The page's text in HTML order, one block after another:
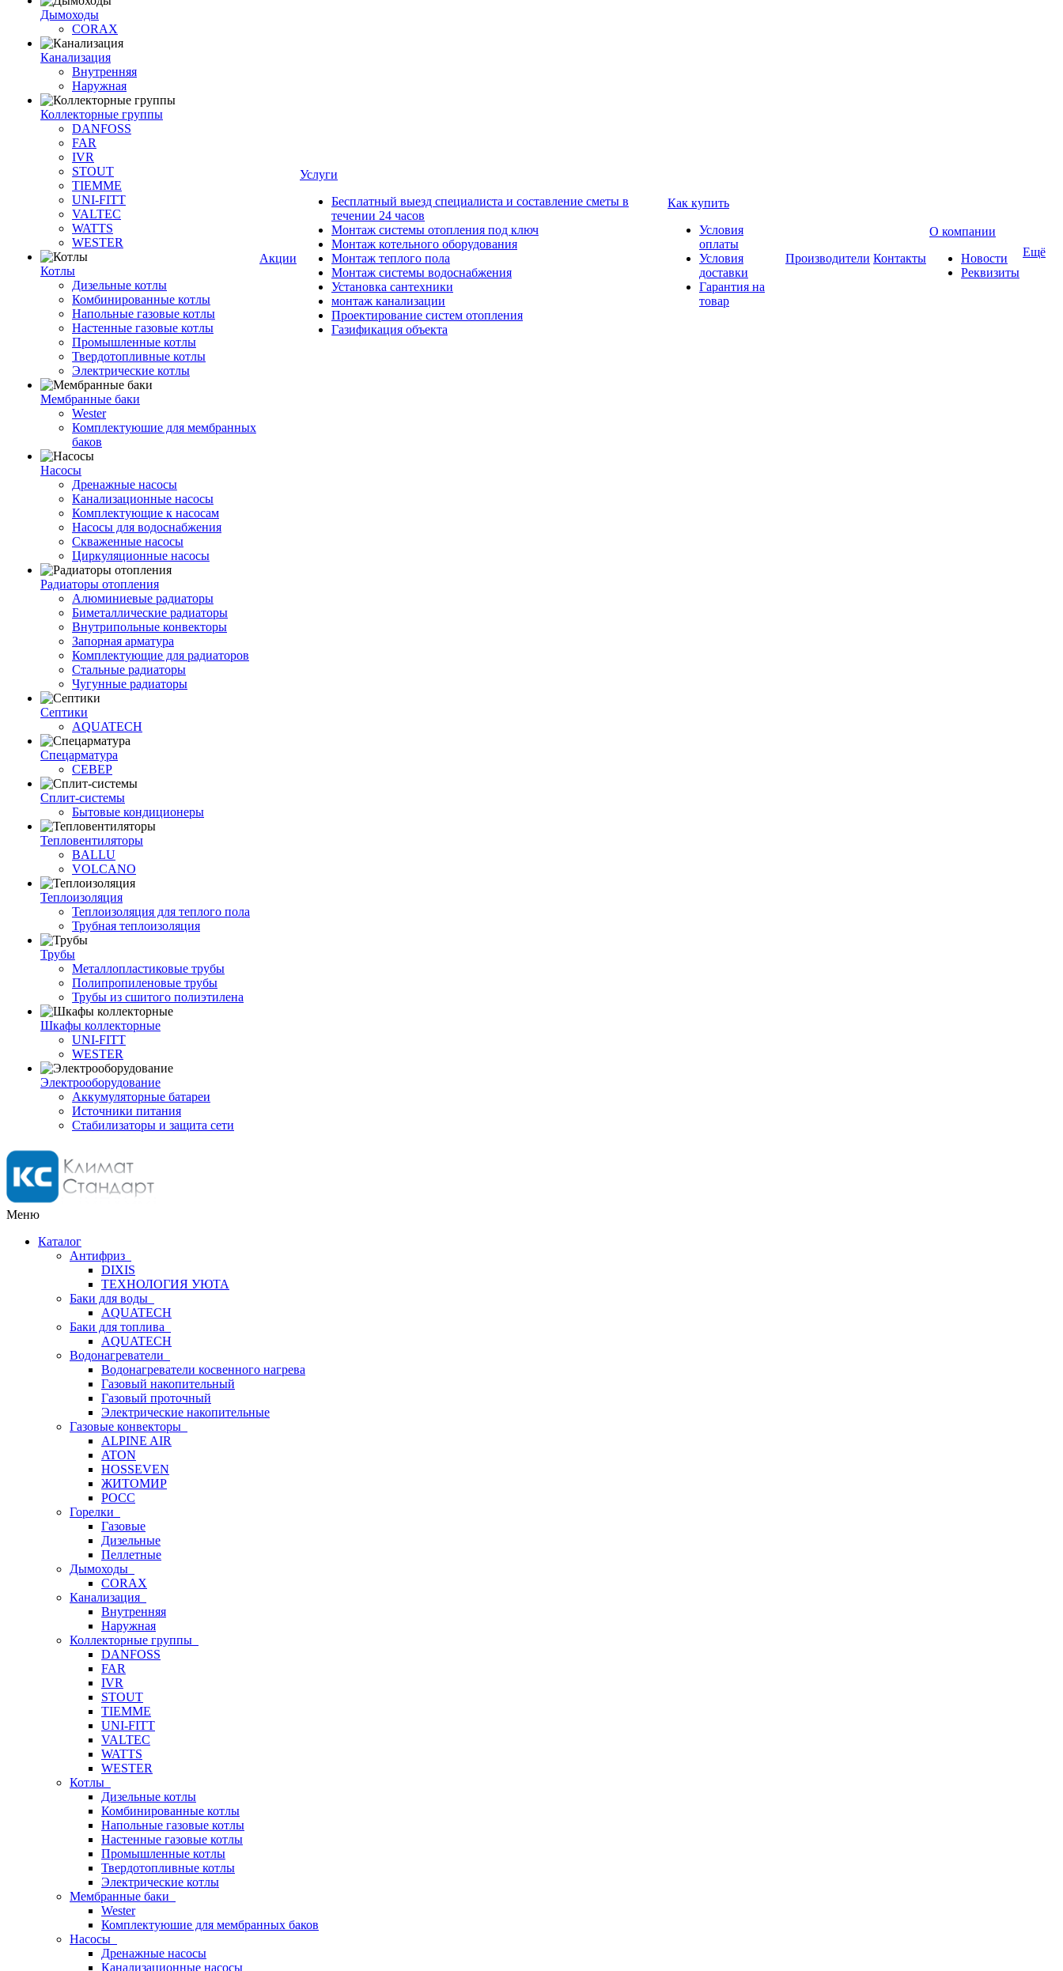
Дымоходы
CORAX
Канализация
Внутренняя
Наружная
Коллекторные группы
DANFOSS
FAR
IVR
STOUT
TIEMME
UNI-FITT
VALTEC
WATTS
WESTER
Котлы
Дизельные котлы
Комбинированные котлы
Напольные газовые котлы
Настенные газовые котлы
Промышленные котлы
Твердотопливные котлы
Электрические котлы
Мембранные баки
Wester
Комплектуюшие для мембранных
баков
Насосы
Дренажные насосы
Канализационные насосы
Комплектующие к насосам
Насосы для водоснабжения
Скваженные насосы
Циркуляционные насосы
Радиаторы отопления
Алюминиевые радиаторы
Биметаллические радиаторы
Внутрипольные конвекторы
Запорная арматура
Комплектующие для радиаторов
Стальные радиаторы
Чугунные радиаторы
Септики
AQUATECH
Спецарматура
СЕВЕР
Сплит-системы
Бытовые кондиционеры
Тепловентиляторы
BALLU
VOLCANO
Теплоизоляция
Теплоизоляция для теплого пола
Трубная теплоизоляция
Трубы
Металлопластиковые трубы
Полипропиленовые трубы
Трубы из сшитого полиэтилена
Шкафы коллекторные
UNI-FITT
WESTER
Электрооборудование
Аккумуляторные батареи
Источники питания
Стабилизаторы и защита сети
Акции
Услуги
Бесплатный выезд специалиста и составление сметы в
течении 24 часов
Монтаж системы отопления под ключ
Монтаж котельного оборудования
Монтаж теплого пола
Монтаж системы водоснабжения
Установка сантехники
монтаж канализации
Проектирование систем отопления
Газификация объекта
Как купить
Условия
оплаты
Условия
доставки
Гарантия на
товар
Производители Контакты
О компании
Новости
Реквизиты
Ещё
Меню
Каталог
Антифриз
DIXIS
ТЕХНОЛОГИЯ УЮТА
Баки для воды
AQUATECH
Баки для топлива
AQUATECH
Водонагреватели
Водонагреватели косвенного нагрева
Газовый накопительный
Газовый проточный
Электрические накопительные
Газовые конвекторы
ALPINE AIR
ATON
HOSSEVEN
ЖИТОМИР
РОСС
Горелки
Газовые
Дизельные
Пеллетные
Дымоходы
CORAX
Канализация
Внутренняя
Наружная
Коллекторные группы
DANFOSS
FAR
IVR
STOUT
TIEMME
UNI-FITT
VALTEC
WATTS
WESTER
Котлы
Дизельные котлы
Комбинированные котлы
Напольные газовые котлы
Настенные газовые котлы
Промышленные котлы
Твердотопливные котлы
Электрические котлы
Мембранные баки
Wester
Комплектуюшие для мембранных баков
Насосы
Дренажные насосы
Канализационные насосы